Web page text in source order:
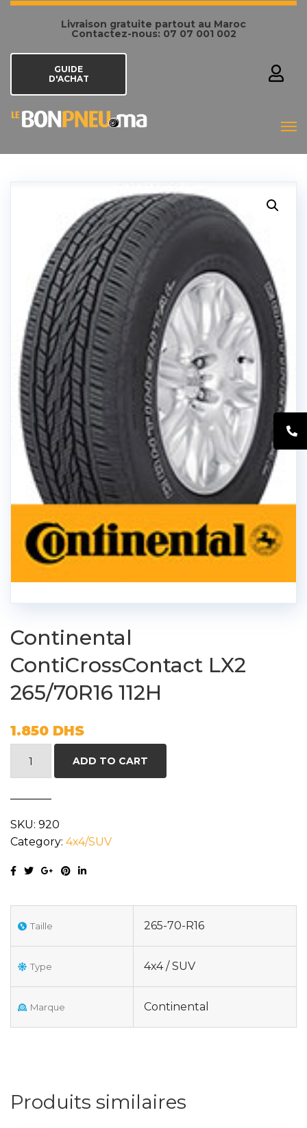
Livraison gratuite partout au Maroc
Contactez-nous: 07 07 001 002
GUIDE
D'ACHAT
Continental
ContiCrossContact LX2
265/70R16 112H
1.850 DHS
112H
quantity
ADD TO CART
SKU: 920
Category: 4x4/SUV
Taille 265-70-R16
Type 4x4 / SUV
Marque Continental
Produits similaires